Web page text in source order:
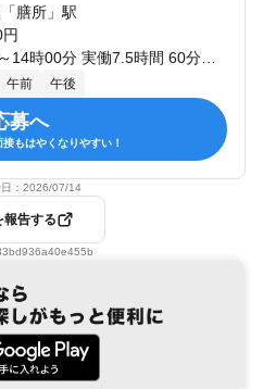
膳所」駅
午前 午後
募へ
もはやくなりやすい！
： 2026/07/14
報告する